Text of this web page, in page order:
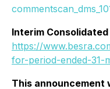
Interim
https://
for-period-ended-31-
This announcement